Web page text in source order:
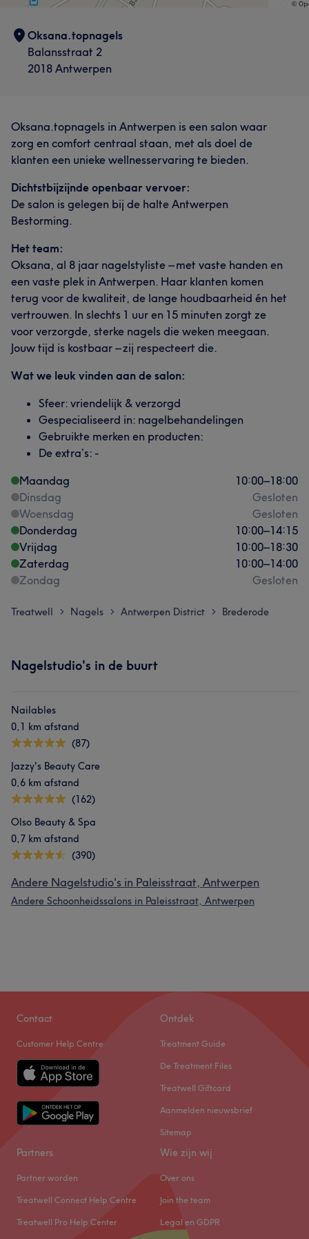
Oksana.topnagels
Balansstraat 2
2018 Antwerpen
Oksana.topnagels in Antwerpen is een salon waar
zorg en comfort centraal staan, met als doel de
klanten een unieke wellnesservaring te bieden.
Dichtstbijzijnde openbaar vervoer:
De salon is gelegen bij de halte Antwerpen
Bestorming.
Het team:
Oksana, al 8 jaar nagelstyliste – met vaste handen en
een vaste plek in Antwerpen. Haar klanten komen
terug voor de kwaliteit, de lange houdbaarheid én het
vertrouwen. In slechts 1 uur en 15 minuten zorgt ze
voor verzorgde, sterke nagels die weken meegaan.
Jouw tijd is kostbaar – zij respecteert die.
Wat we leuk vinden aan de salon:
Sfeer: vriendelijk & verzorgd
Gespecialiseerd in: nagelbehandelingen
Gebruikte merken en producten:
De extra’s: -
Maandag
10:00–18:00
Dinsdag
Gesloten
Woensdag
Gesloten
Donderdag
10:00–14:15
Vrijdag
10:00–18:30
Zaterdag
10:00–14:00
Zondag
Gesloten
Treatwell > Nagels > Antwerpen District > Brederode
Nagelstudio's in de buurt
Nailables
0,1 km afstand
(87)
Jazzy's Beauty Care
0,6 km afstand
(162)
Olso Beauty & Spa
0,7 km afstand
(390)
Andere Nagelstudio's in Paleisstraat, Antwerpen
Andere Schoonheidssalons in Paleisstraat, Antwerpen
Contact
Customer Help Centre
Ontdek
Treatment Guide
De Treatment Files
Treatwell Giftcard
Aanmelden nieuwsbrief
Sitemap
Partners
Partner worden
Treatwell Connect Help Centre
Treatwell Pro Help Center
Wie zijn wij
Over ons
Join the team
Legal en GDPR